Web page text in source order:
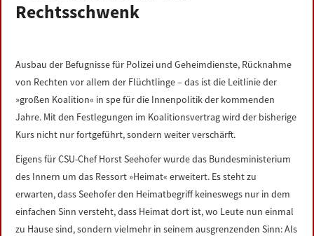
LINKS
IMPRESSUM
Rechtsschwenk
Ausbau der Befugnisse für Polizei und Geheimdienste, Rücknahme
von Rechten vor allem der Flüchtlinge – das ist die Leitlinie der
»großen Koalition« in spe für die Innenpolitik der kommenden
Jahre. Mit den Festlegungen im Koalitionsvertrag wird der bisherige
Kurs nicht nur fortgeführt, sondern weiter verschärft.
Eigens für CSU-Chef Horst Seehofer wurde das Bundesministerium
des Innern um das Ressort »Heimat« erweitert. Es steht zu
erwarten, dass Seehofer den Heimatbegriff keineswegs nur in dem
einfachen Sinn versteht, dass Heimat dort ist, wo Leute nun einmal
zu Hause sind, sondern vielmehr in seinem ausgrenzenden Sinn: Als